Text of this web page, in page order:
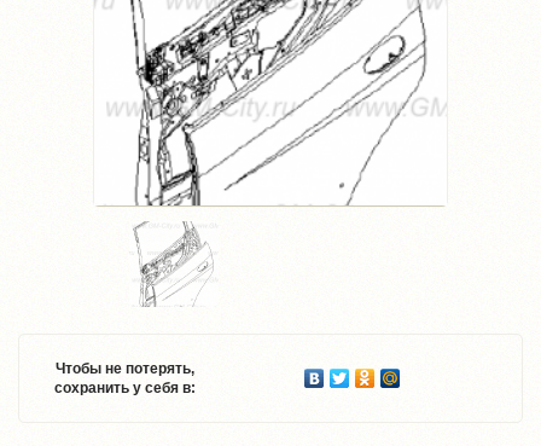
Чтобы не потерять,
сохранить у себя в: